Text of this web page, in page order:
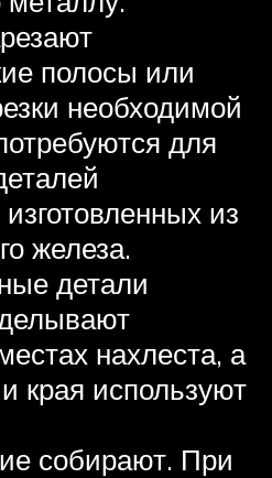
полосы или
необходимой
для
из
железа.
детали
нахлеста, а
края используют
собирают. При